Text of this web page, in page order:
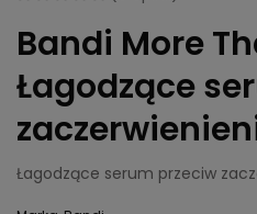
Bandi More
Łagodzące
Łagodzące serum przeciw